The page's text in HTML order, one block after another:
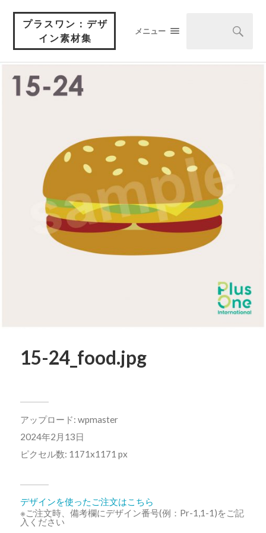
プラスワン：デザ
イン素材集
メニュー
15-24_food.jpg
アップロード: wpmaster
2024年2月13日
ピクセル数: 1171x1171 px
デザインを使ったご注文はこちら
※ご注文時、備考欄にデザイン番号(例：Pr-1,1-1)をご記
入ください